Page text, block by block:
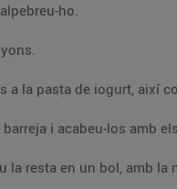
ho.
Talleu les olives negres a trossos i incorporeu-les a la
Ompliu una tercera part dels vol-au-vents amb la barreja i
Peleu l’alvocat, reserveu-ne uns dauets i